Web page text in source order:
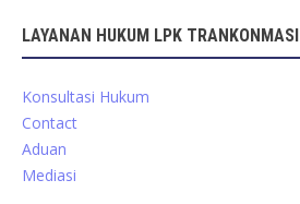
LAYANAN HUKUM LPK TRANKONMASI
Konsultasi Hukum
Contact
Aduan
Mediasi